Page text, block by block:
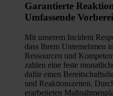
Garantierte
Umfassende
Mit unserem Incident
dass Ihrem Unternehmen
Ressourcen und
zahlen eine feste
dafür einen
und Reaktionszeiten.
erarbeiteten